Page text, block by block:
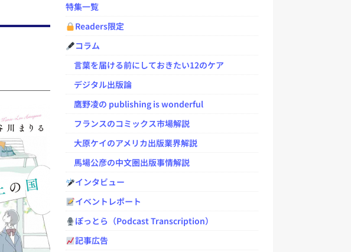
特集一覧
Readers限定
コラム
言葉を届ける前にしておきたい12のケア
デジタル出版論
鷹野凌の publishing is wonderful
フランスのコミックス市場解説
大原ケイのアメリカ出版業界解説
馬場公彦の中文圏出版事情解説
インタビュー
イベントレポート
ぽっとら（Podcast Transcription）
記事広告